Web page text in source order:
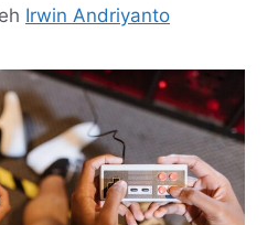
Irwin Andriyanto